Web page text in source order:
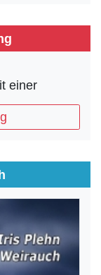
einer